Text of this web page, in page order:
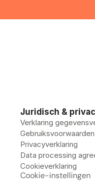
Juridisch &
Verklaring
Gebruiksvoorwaarden
Privacyverklaring
Data processing
Cookieverklaring
Cookie-instellingen